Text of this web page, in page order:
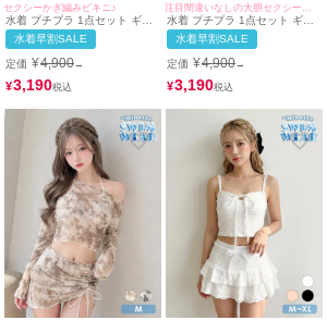
セクシーかぎ編みビキニ♪
水着 プチプラ 1点セット ギャ
ル ホルターネック オールイン
ワン 編み上げ メッシュ ピンク
ビキニ (Sサイズ対応) |
myMinette/マイミネット
水着早割SALE
定価 ¥4,900→
¥3,190
水着 プチプラ 1点セット ギャ
ル ホルターネック オールイン
ワン 編み上げ メッシュ かぎ編
み くびれ 黒 ビキニ (みのり着
用/Sサイズ対応) | myMinette/
マイミネット
水着早割SALE
定価 ¥4,900→
¥3,190